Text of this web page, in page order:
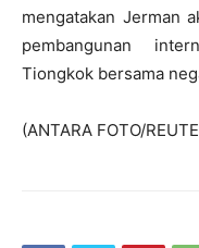
mengatakan Jerman
pembangunan
Tiongkok bersama
(ANTARA FOTO/